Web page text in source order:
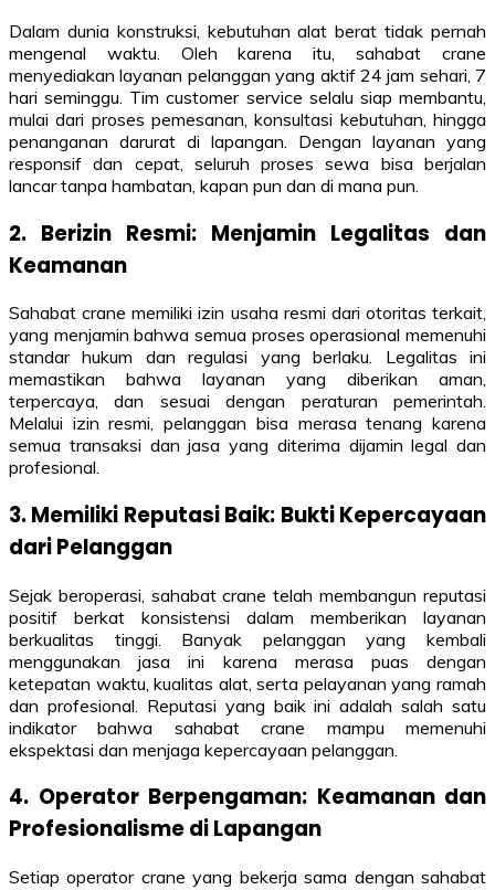
Dalam dunia konstruksi, kebutuhan alat berat tidak pernah
mengenal waktu. Oleh karena itu, sahabat crane
menyediakan layanan pelanggan yang aktif 24 jam sehari, 7
hari seminggu. Tim customer service selalu siap membantu,
mulai dari proses pemesanan, konsultasi kebutuhan, hingga
penanganan darurat di lapangan. Dengan layanan yang
responsif dan cepat, seluruh proses sewa bisa berjalan
lancar tanpa hambatan, kapan pun dan di mana pun.
2. Berizin Resmi: Menjamin Legalitas dan
Keamanan
Sahabat crane memiliki izin usaha resmi dari otoritas terkait,
yang menjamin bahwa semua proses operasional memenuhi
standar hukum dan regulasi yang berlaku. Legalitas ini
memastikan bahwa layanan yang diberikan aman,
terpercaya, dan sesuai dengan peraturan pemerintah.
Melalui izin resmi, pelanggan bisa merasa tenang karena
semua transaksi dan jasa yang diterima dijamin legal dan
profesional.
3. Memiliki Reputasi Baik: Bukti Kepercayaan
dari Pelanggan
Sejak beroperasi, sahabat crane telah membangun reputasi
positif berkat konsistensi dalam memberikan layanan
berkualitas tinggi. Banyak pelanggan yang kembali
menggunakan jasa ini karena merasa puas dengan
ketepatan waktu, kualitas alat, serta pelayanan yang ramah
dan profesional. Reputasi yang baik ini adalah salah satu
indikator bahwa sahabat crane mampu memenuhi
ekspektasi dan menjaga kepercayaan pelanggan.
4. Operator Berpengaman: Keamanan dan
Profesionalisme di Lapangan
Setiap operator crane yang bekerja sama dengan sahabat